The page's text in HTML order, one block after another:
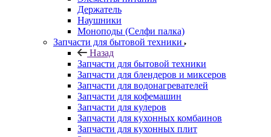
Держатель
Наушники
Моноподы (Селфи палка)
Запчасти для бытовой техники
Назад
Запчасти для бытовой техники
Запчасти для блендеров и миксеров
Запчасти для водонагревателей
Запчасти для кофемашин
Запчасти для кулеров
Запчасти для кухонных комбаинов
Запчасти для кухонных плит